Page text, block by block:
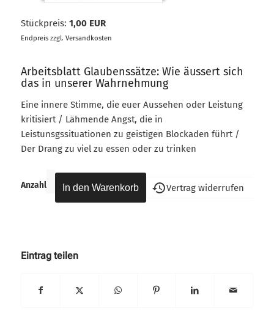
Stückpreis: 1,00 EUR
Endpreiszzgl. Versandkosten
Arbeitsblatt Glaubenssätze: Wie äussert sich
das in unserer Wahrnehmung
Eine innere Stimme, die euer Aussehen oder Leistung
kritisiert / Lähmende Angst, die in
Leistunsgssituationen zu geistigen Blockaden führt /
Der Drang zu viel zu essen oder zu trinken
Anzahl Vertrag widerrufen
Eintrag teilen